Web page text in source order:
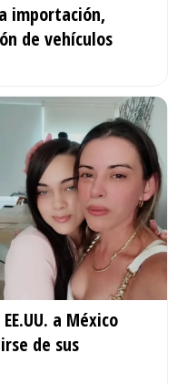
importación,
de vehículos
a México
de sus